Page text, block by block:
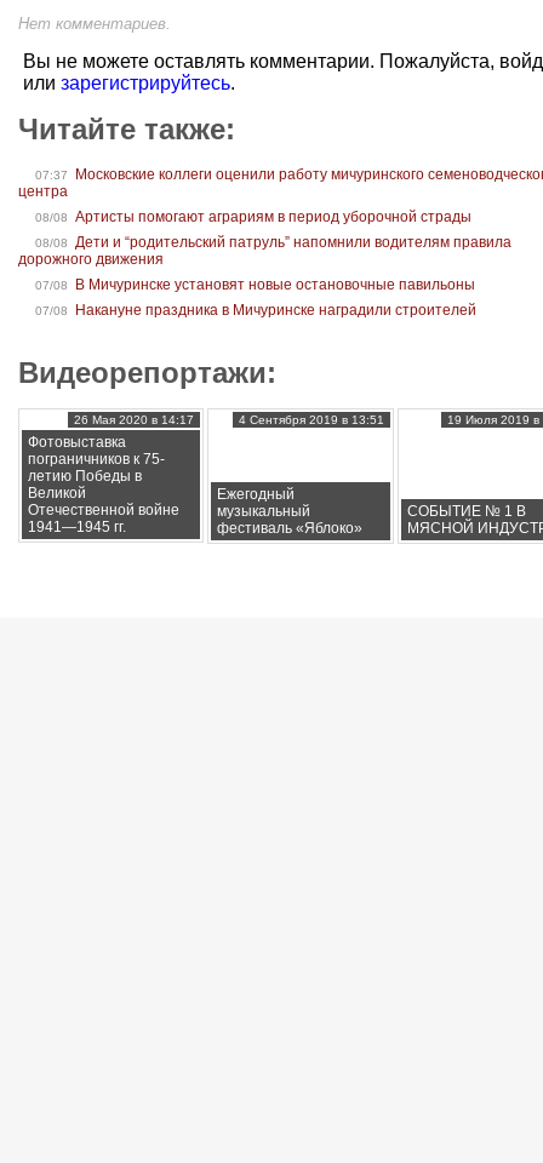
Нет комментариев.
Вы не можете оставлять комментарии. Пожалуйста,
или зарегистрируйтесь.
Читайте также:
07:37
Московские коллеги оценили работу мичуринского
центра
08/08 Артисты помогают аграриям в период уборочной страды
08/08
Дети и “родительский патруль” напомнили водителям правила
дорожного движения
07/08 В Мичуринске установят новые остановочные павильоны
07/08 Накануне праздника в Мичуринске наградили строителей
Видеорепортажи:
Фотовыставка
пограничников к 75-
летию Победы в
Великой
Отечественной войне
1941—1945 гг.
26 Мая 2020 в 14:17
Ежегодный
музыкальный
фестиваль «Яблоко»
4 Сентября 2019 в 13:51
СОБЫТИЕ № 1 В
МЯСНОЙ
19 Июля 2019 в